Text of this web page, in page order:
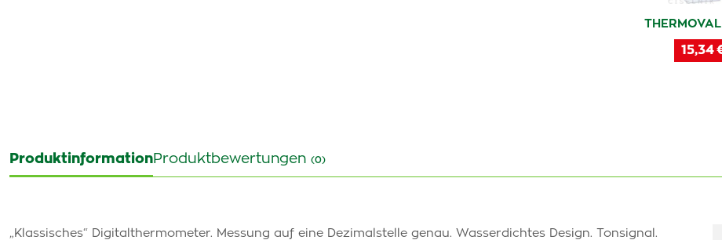
15,34
ProduktinformationProduktbewertungen (0)
„Klassisches“ Digitalthermometer. Messung auf eine Dezimalstelle genau. Wasserdichtes Design. Tonsignal.